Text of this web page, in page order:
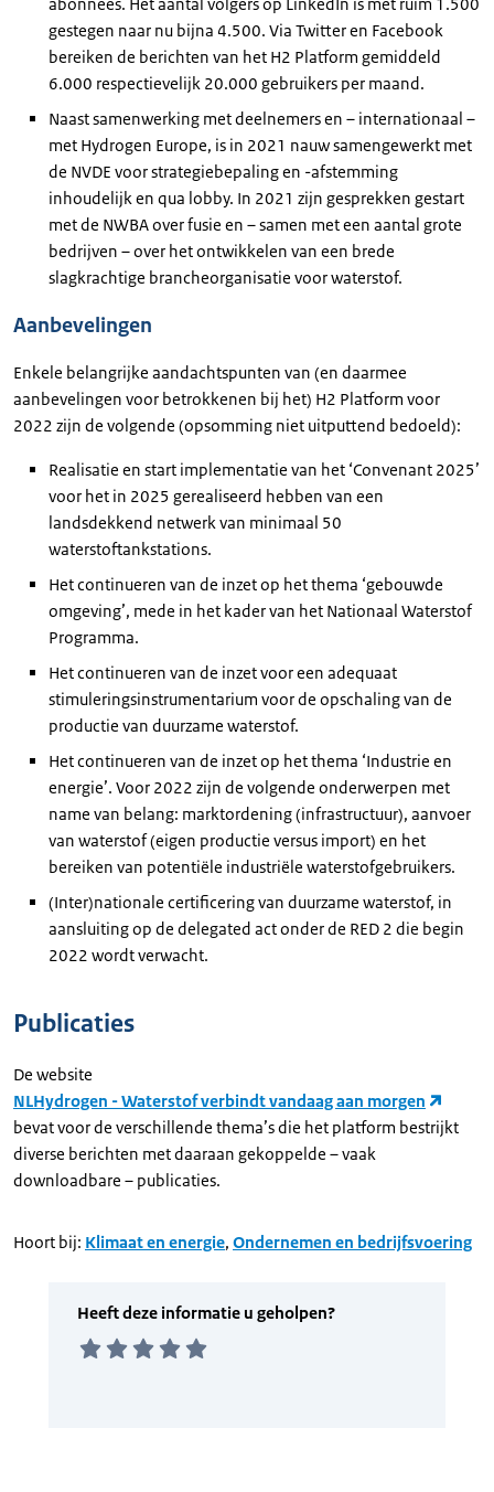
gestegen naar nu bijna 4.500. Via Twitter en Facebook
bereiken de berichten van het H2 Platform gemiddeld
6.000 respectievelijk 20.000 gebruikers per maand.
Naast samenwerking met deelnemers en – internationaal –
met Hydrogen Europe, is in 2021 nauw samengewerkt met
de NVDE voor strategiebepaling en -afstemming
inhoudelijk en qua lobby. In 2021 zijn gesprekken gestart
met de NWBA over fusie en – samen met een aantal grote
bedrijven – over het ontwikkelen van een brede
slagkrachtige brancheorganisatie voor waterstof.
Aanbevelingen
Enkele belangrijke aandachtspunten van (en daarmee
aanbevelingen voor betrokkenen bij het) H2 Platform voor
2022 zijn de volgende (opsomming niet uitputtend bedoeld):
Realisatie en start implementatie van het ‘Convenant 2025’
voor het in 2025 gerealiseerd hebben van een
landsdekkend netwerk van minimaal 50
waterstoftankstations.
Het continueren van de inzet op het thema ‘gebouwde
omgeving’, mede in het kader van het Nationaal Waterstof
Programma.
Het continueren van de inzet voor een adequaat
stimuleringsinstrumentarium voor de opschaling van de
productie van duurzame waterstof.
Het continueren van de inzet op het thema ‘Industrie en
energie’. Voor 2022 zijn de volgende onderwerpen met
name van belang: marktordening (infrastructuur), aanvoer
van waterstof (eigen productie versus import) en het
bereiken van potentiële industriële waterstofgebruikers.
(Inter)nationale certificering van duurzame waterstof, in
aansluiting op de delegated act onder de RED 2 die begin
2022 wordt verwacht.
Publicaties
De website
NLHydrogen - Waterstof verbindt vandaag aan morgen
bevat voor de verschillende thema’s die het platform bestrijkt
diverse berichten met daaraan gekoppelde – vaak
downloadbare – publicaties.
Hoort bij: Klimaat en energie, Ondernemen en bedrijfsvoering